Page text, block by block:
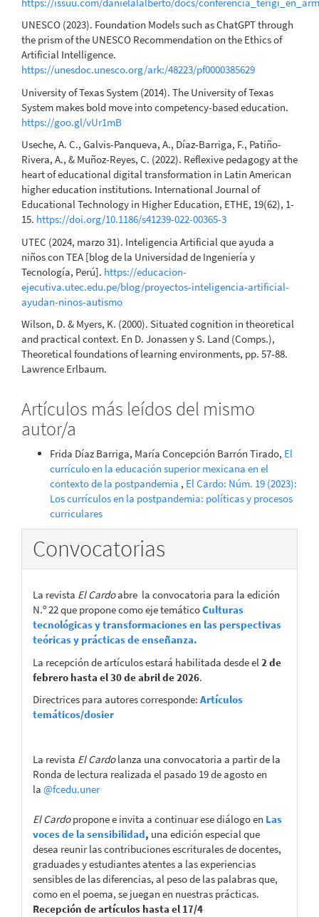
UNESCO (2023). Foundation Models such as ChatGPT through
the prism of the UNESCO Recommendation on the Ethics of
Artificial Intelligence.
https://unesdoc.unesco.org/ark:/48223/pf0000385629
University of Texas System (2014). The University of Texas
System makes bold move into competency-based education.
https://goo.gl/vUr1mB
Useche, A. C., Galvis-Panqueva, A., Díaz-Barriga, F., Patiño-
Rivera, A., & Muñoz-Reyes, C. (2022). Reflexive pedagogy at the
heart of educational digital transformation in Latin American
higher education institutions. International Journal of
Educational Technology in Higher Education, ETHE, 19(62), 1-
15. https://doi.org/10.1186/s41239-022-00365-3
UTEC (2024, marzo 31). Inteligencia Artificial que ayuda a
niños con TEA [blog de la Universidad de Ingeniería y
Tecnología, Perú]. https://educacion-
ejecutiva.utec.edu.pe/blog/proyectos-inteligencia-artificial-
ayudan-ninos-autismo
Wilson, D. & Myers, K. (2000). Situated cognition in theoretical
and practical context. En D. Jonassen y S. Land (Comps.),
Theoretical foundations of learning environments, pp. 57-88.
Lawrence Erlbaum.
Artículos más leídos del mismo
autor/a
Frida Díaz Barriga, María Concepción Barrón Tirado, El
currículo en la educación superior mexicana en el
contexto de la postpandemia , El Cardo: Núm. 19 (2023):
Los currículos en la postpandemia: políticas y procesos
curriculares
Convocatorias
La revista El Cardoabre la convocatoria para la edición
N.º 22 que propone como eje temáticoCulturas
tecnológicas y transformaciones en las perspectivas
teóricas y prácticas de enseñanza.
La recepción de artículos estará habilitada desde el2 de
febrero hasta el 30 de abril de 2026.
Directrices para autores corresponde: Artículos
temáticos/dosier
La revista El Cardolanza una convocatoria a partir de la
Ronda de lectura realizada el pasado 19 de agosto en
la @fcedu.uner
El Cardopropone e invita a continuar ese diálogo en Las
voces de la sensibilidad, una edición especial que
desea reunir las contribuciones escriturales de docentes,
graduades y estudiantes atentes a las experiencias
sensibles de las diferencias, al peso de las palabras que,
como en el poema, se juegan en nuestras prácticas.
Recepción de artículos hasta el 17/4